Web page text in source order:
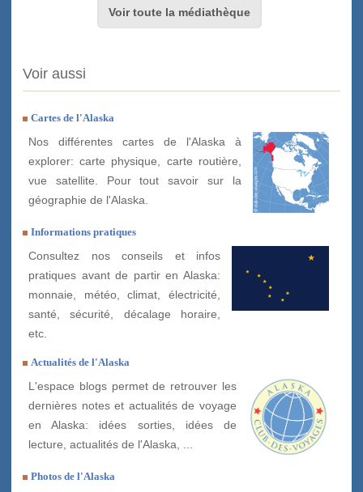
Voir toute la médiathèque
Voir aussi
Cartes de l'Alaska
Nos différentes cartes de l'Alaska à
explorer: carte physique, carte routière,
vue satellite. Pour tout savoir sur la
géographie de l'Alaska.
Informations pratiques
Consultez nos conseils et infos
pratiques avant de partir en Alaska:
monnaie, météo, climat, électricité,
santé, sécurité, décalage horaire,
etc.
Actualités de l'Alaska
L'espace blogs permet de retrouver les
dernières notes et actualités de voyage
en Alaska: idées sorties, idées de
lecture, actualités de l'Alaska, ...
Photos de l'Alaska